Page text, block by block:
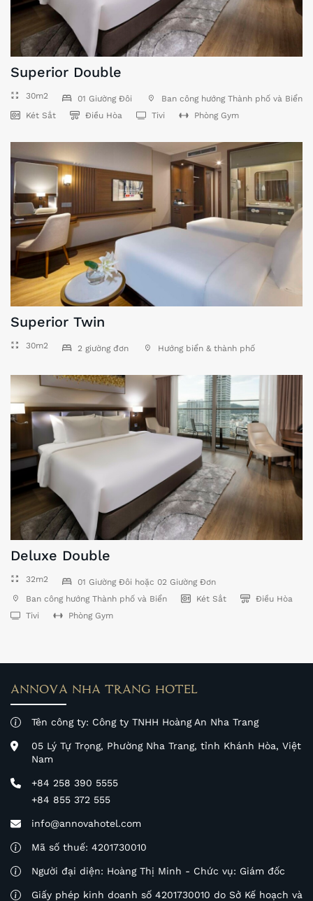
Superior Double
30m2 01 Giường Đôi
Ban công hướng Thành phố và Biển
Két Sắt
Điều Hòa Tivi Phòng Gym
Superior Twin
30m2 2 giường đơn Hướng biển & thành phố
Deluxe Double
32m2
01 Giường Đôi hoặc 02 Giường Đơn
Ban công hướng Thành phố và Biển
Két Sắt
Điều Hòa
Tivi
Phòng Gym
ANNOVA NHA TRANG HOTEL
Tên công ty: Công ty TNHH Hoàng An Nha Trang
05 Lý Tự Trọng, Phường Nha Trang, tỉnh Khánh Hòa, Việt
Nam
+84 258 390 5555
+84 855 372 555
info@annovahotel.com
Mã số thuế: 4201730010
Người đại diện: Hoàng Thị Minh - Chức vụ: Giám đốc
Giấy phép kinh doanh số 4201730010 do Sở Kế hoạch và